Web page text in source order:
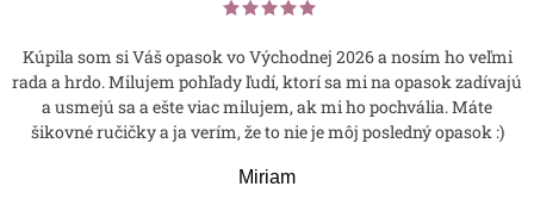
Kúpila som si Váš opasok vo Východnej 2026 a nosím ho veľmi
rada a hrdo. Milujem pohľady ľudí, ktorí sa mi na opasok zadívajú
a usmejú sa a ešte viac milujem, ak mi ho pochvália. Máte
šikovné ručičky a ja verím, že to nie je môj posledný opasok :)
Miriam